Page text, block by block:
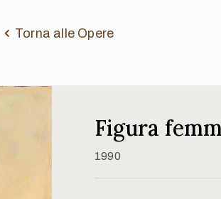
Torna alle Opere
Figura
1990